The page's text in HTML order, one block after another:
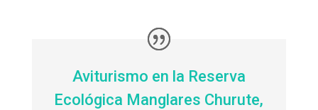
Aviturismo en la Reserva
Ecológica Manglares Churute,